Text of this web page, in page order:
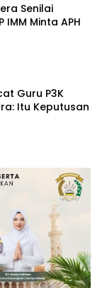
Senilai
IMM Minta APH
Guru P3K
Itu Keputusan